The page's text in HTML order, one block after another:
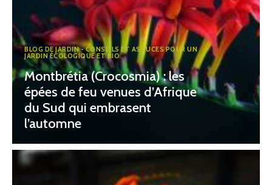
BLOG DE JARDIN - CONSEILS ET ASTUCES POUR UN
JARDIN ÉCOLOGIQUE ET BIO
Montbrétia (Crocosmia) : les
épées de feu venues d’Afrique
du Sud qui embrasent
l’automne